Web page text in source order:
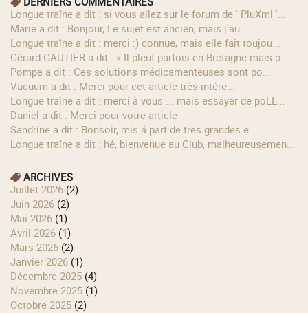
longue traîne a dit : si vous allez sur le forum de ' PluXml '...
Marie a dit : Bonjour, Le sujet est ancien, mais j'au...
longue traîne a dit : merci :) connue, mais elle fait toujou...
Gérard GAUTIER a dit : « Il pleut parfois en Bretagne mais p...
Pompe a dit : Ces solutions médicamenteuses sont po...
Vacuum a dit : Merci pour cet article très intére...
longue traîne a dit : merci à vous ... mais essayer de poLL...
Daniel a dit : Merci pour votre article
Sandrine a dit : Bonsoir, mis á part de tres grandes e...
longue traîne a dit : hé, bienvenue au Club, malheureusemen...
ARCHIVES
juillet 2026 (2)
juin 2026 (2)
mai 2026 (1)
avril 2026 (1)
mars 2026 (2)
janvier 2026 (1)
décembre 2025 (4)
novembre 2025 (1)
octobre 2025 (2)